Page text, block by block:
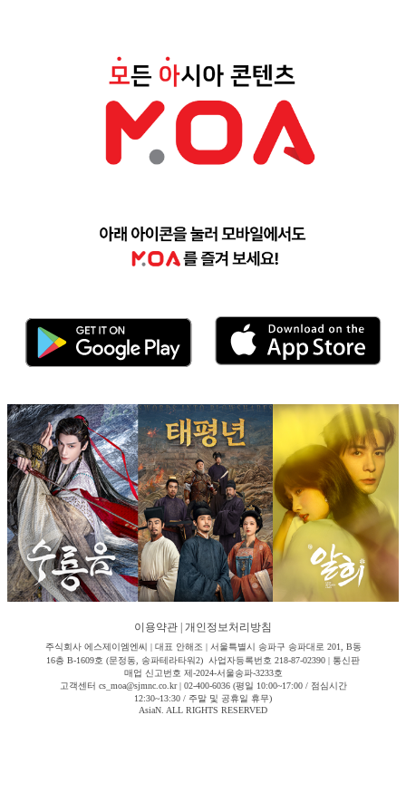
이용약관 개인정보처리방침
주식회사 에스제이엠엔씨 | 대표 안해조 | 서울특별시 송파구 송파대로 201, B동
16층 B-1609호 (문정동, 송파테라타워2) 사업자등록번호 218-87-02390 | 통신판
매업 신고번호 제-2024-서울송파-3233호
고객센터 cs_moa@sjmnc.co.kr | 02-400-6036 (평일 10:00~17:00 / 점심시간
12:30~13:30 / 주말 및 공휴일 휴무)
AsiaN. ALL RIGHTS RESERVED